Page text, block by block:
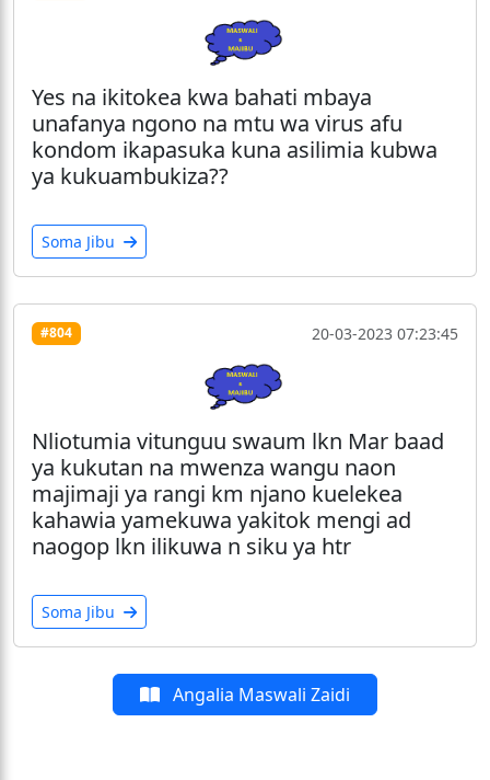
Yes na ikitokea kwa bahati mbaya
unafanya ngono na mtu wa virus afu
kondom ikapasuka kuna asilimia kubwa
ya kukuambukiza??
Soma Jibu
#804 20-03-2023 07:23:45
Nliotumia vitunguu swaum lkn Mar baad
ya kukutan na mwenza wangu naon
majimaji ya rangi km njano kuelekea
kahawia yamekuwa yakitok mengi ad
naogop lkn ilikuwa n siku ya htr
Soma Jibu
Angalia Maswali Zaidi